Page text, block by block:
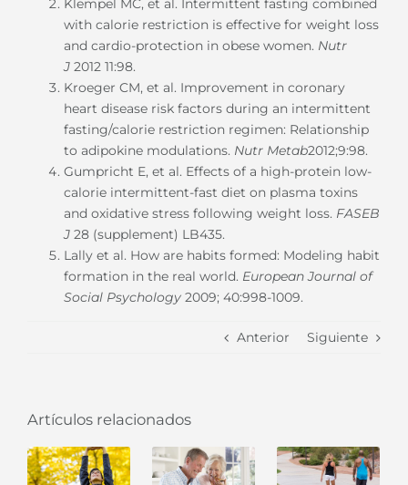
Klempel MC, et al. Intermittent fasting combined
with calorie restriction is effective for weight loss
and cardio-protection in obese women. Nutr
J 2012 11:98.
Kroeger CM, et al. Improvement in coronary
heart disease risk factors during an intermittent
fasting/calorie restriction regimen: Relationship
to adipokine modulations. Nutr Metab2012;9:98.
Gumpricht E, et al. Effects of a high-protein low-
calorie intermittent-fast diet on plasma toxins
and oxidative stress following weight loss. FASEB
J 28 (supplement) LB435.
Lally et al. How are habits formed: Modeling habit
formation in the real world. European Journal of
Social Psychology 2009; 40:998-1009.
Anterior Siguiente
Artículos relacionados